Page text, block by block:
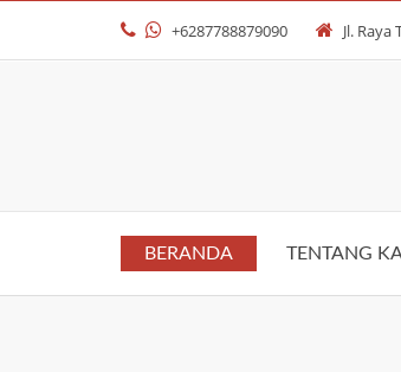
+6287788879090 Jl.
BERANDA TENTANG